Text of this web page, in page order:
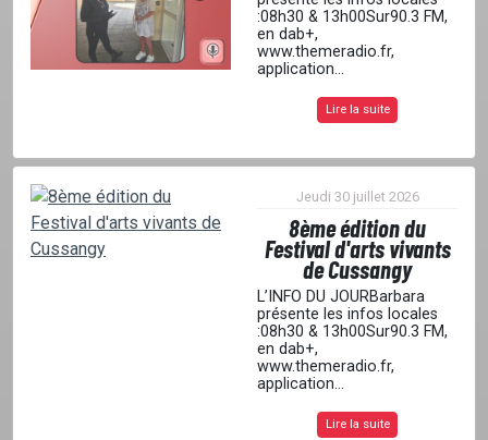
:08h30 & 13h00Sur90.3 FM,
en dab+,
www.themeradio.fr,
application...
Lire la suite
Jeudi 30 juillet 2026
8ème édition du
Festival d'arts vivants
de Cussangy
L’INFO DU JOURBarbara
présente les infos locales
:08h30 & 13h00Sur90.3 FM,
en dab+,
www.themeradio.fr,
application...
Lire la suite